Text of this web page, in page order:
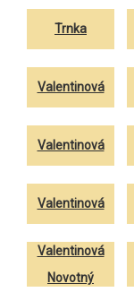
Trnka
Valentinová
Valentinová
Valentinová
Valentinová
Novotný